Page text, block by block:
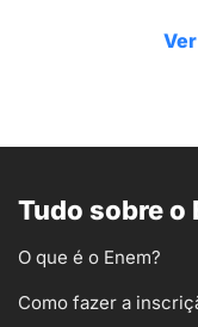
Tudo sobre o
O que é o Enem?
Como fazer a